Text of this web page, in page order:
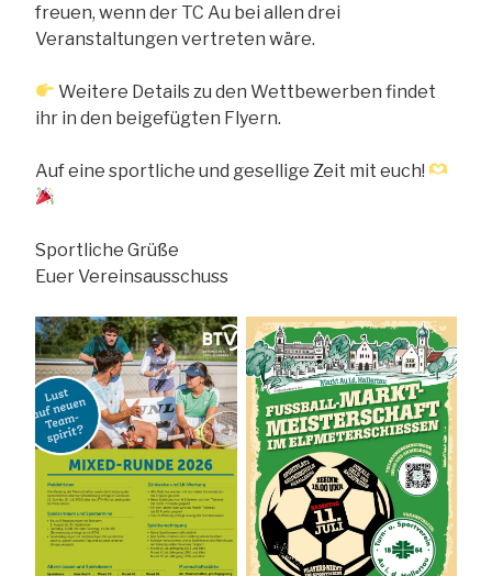
freuen, wenn der TC Au bei allen drei
Veranstaltungen vertreten wäre.
Weitere Details zu den Wettbewerben findet
ihr in den beigefügten Flyern.
Auf eine sportliche und gesellige Zeit mit euch!
Sportliche Grüße
Euer Vereinsausschuss